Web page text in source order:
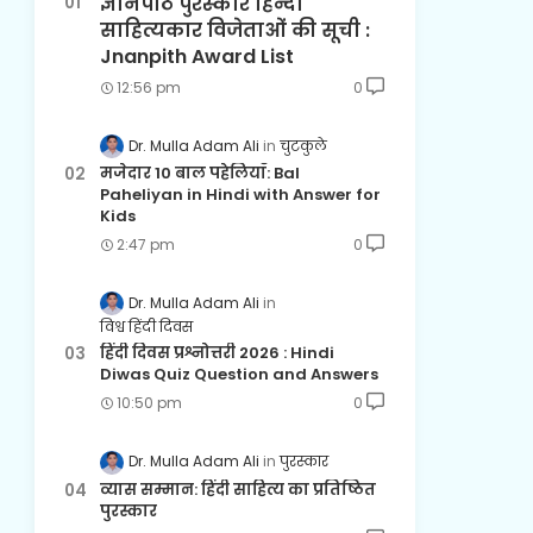
साहित्यकार विजेताओं की सूची :
Jnanpith Award List
12:56 pm 0
Dr. Mulla Adam Ali चुटकुले
मजेदार 10 बाल पहेलियाँ: Bal
Paheliyan in Hindi with Answer for
Kids
2:47 pm 0
Dr. Mulla Adam Ali
विश्व हिंदी दिवस
हिंदी दिवस प्रश्नोत्तरी 2026 : Hindi
Diwas Quiz Question and Answers
10:50 pm 0
Dr. Mulla Adam Ali पुरस्कार
व्यास सम्मान: हिंदी साहित्य का प्रतिष्ठित
पुरस्कार